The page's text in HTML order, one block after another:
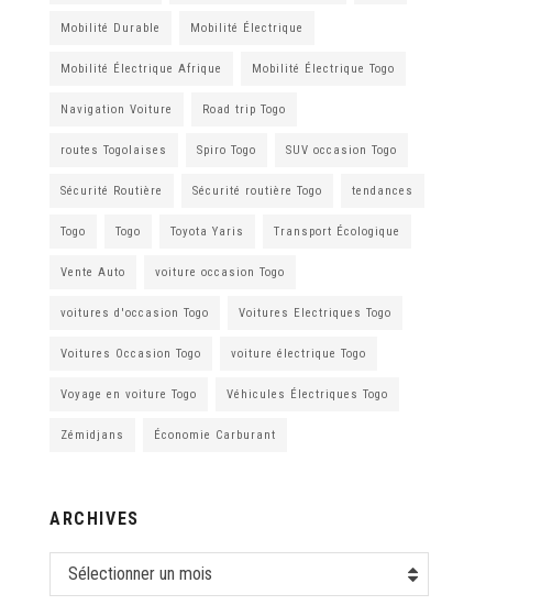
Mobilité Durable Mobilité Électrique
Mobilité Électrique Afrique Mobilité Électrique Togo
Navigation Voiture Road trip Togo
routes Togolaises Spiro Togo SUV occasion Togo
Sécurité Routière Sécurité routière Togo tendances
Togo Togo Toyota Yaris Transport Écologique
Vente Auto voiture occasion Togo
voitures d'occasion Togo Voitures Electriques Togo
Voitures Occasion Togo voiture électrique Togo
Voyage en voiture Togo Véhicules Électriques Togo
Zémidjans Économie Carburant
ARCHIVES
Sélectionner un mois